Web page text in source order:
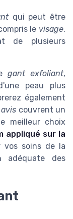
qui peut être
le visage.
de plusieurs
gant exfoliant,
peau plus
également
avis couvrent un
meilleur choix
appliqué sur la
vos soins de la
adéquate des